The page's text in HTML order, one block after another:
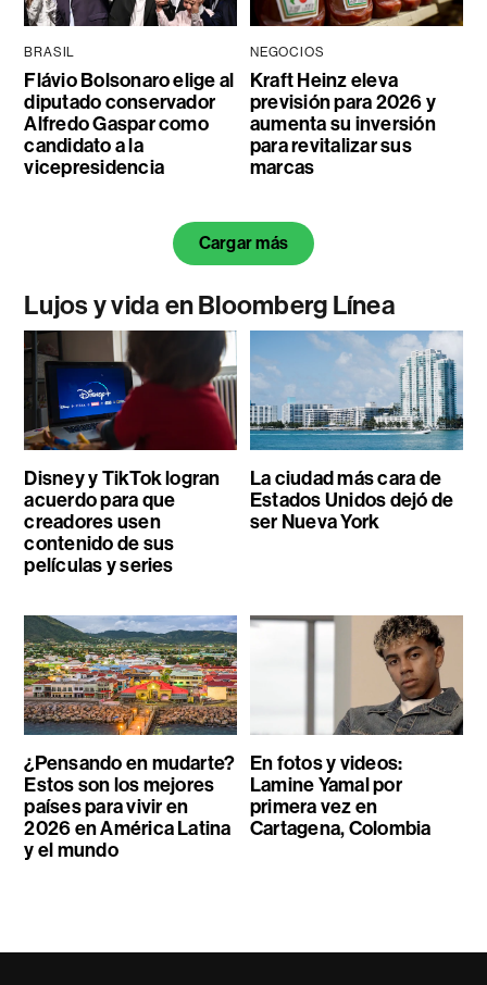
BRASIL
Flávio Bolsonaro elige al
diputado conservador
Alfredo Gaspar como
candidato a la
vicepresidencia
NEGOCIOS
Kraft Heinz eleva
previsión para 2026 y
aumenta su inversión
para revitalizar sus
marcas
Cargar más
Lujos y vida en Bloomberg Línea
Disney y TikTok logran
acuerdo para que
creadores usen
contenido de sus
películas y series
La ciudad más cara de
Estados Unidos dejó de
ser Nueva York
¿Pensando en mudarte?
Estos son los mejores
países para vivir en
2026 en América Latina
y el mundo
En fotos y videos:
Lamine Yamal por
primera vez en
Cartagena, Colombia